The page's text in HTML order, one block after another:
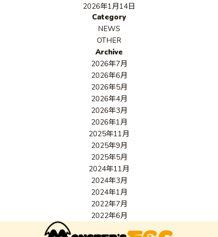
2026年1月14日
Category
NEWS
OTHER
Archive
2026年7月
2026年6月
2026年5月
2026年4月
2026年3月
2026年1月
2025年11月
2025年9月
2025年5月
2024年11月
2024年3月
2024年1月
2022年7月
2022年6月